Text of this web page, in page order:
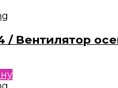
/ Вентилятор